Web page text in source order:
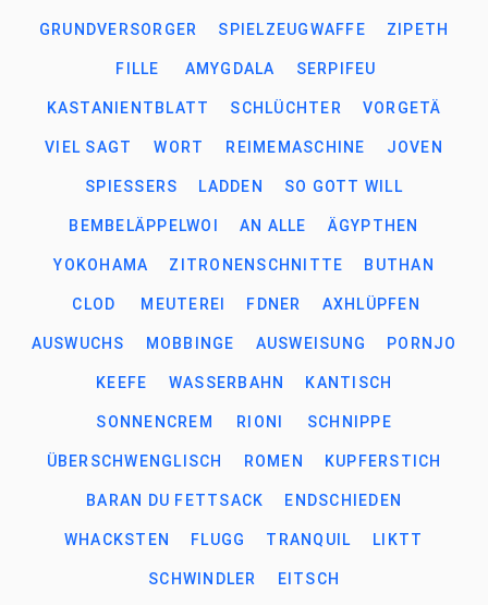
GRUNDVERSORGER SPIELZEUGWAFFE ZIPETH
FILLE AMYGDALA SERPIFEU
KASTANIENTBLATT SCHLÜCHTER VORGETÄ
VIEL SAGT WORT REIMEMASCHINE JOVEN
SPIESSERS LADDEN SO GOTT WILL
BEMBELÄPPELWOI AN ALLE ÄGYPTHEN
YOKOHAMA ZITRONENSCHNITTE BUTHAN
CLOD MEUTEREI FDNER AXHLÜPFEN
AUSWUCHS MOBBINGE AUSWEISUNG PORNJO
KEEFE WASSERBAHN KANTISCH
SONNENCREM RIONI SCHNIPPE
ÜBERSCHWENGLISCH ROMEN KUPFERSTICH
BARAN DU FETTSACK ENDSCHIEDEN
WHACKSTEN FLUGG TRANQUIL LIKTT
SCHWINDLER EITSCH